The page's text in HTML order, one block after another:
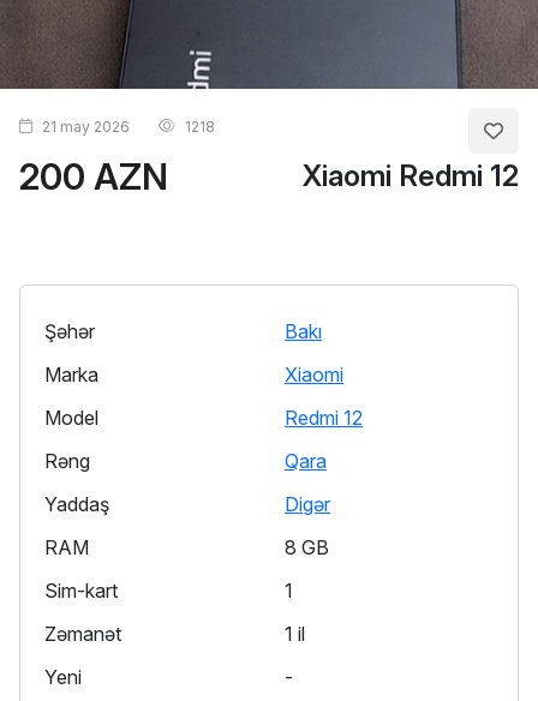
200 AZN Xiaomi Redmi 12
21 may 2026 1218
Şəhər
Bakı
Marka
Xiaomi
Model
Redmi 12
Rəng
Qara
Yaddaş
Digər
RAM
8 GB
Sim-kart
1
Zəmanət
1 il
Yeni
-